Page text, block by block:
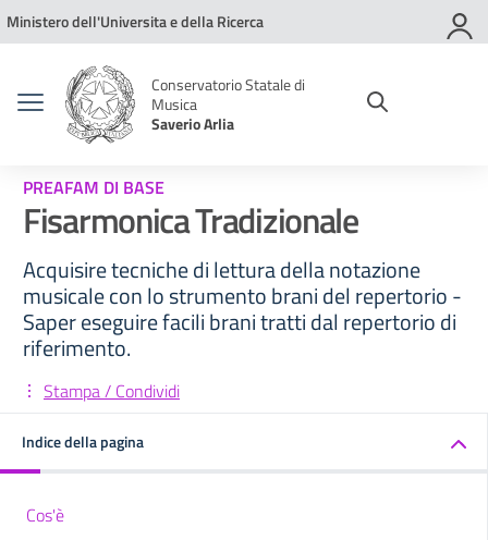
Vai ai contenuti
Vai al menu di navigazione
Vai al footer
Ministero dell'Universita e della Ricerca
Conservatorio Statale di
Musica
Saverio Arlia
PREAFAM DI BASE
Fisarmonica Tradizionale
Acquisire tecniche di lettura della notazione
musicale con lo strumento brani del repertorio -
Saper eseguire facili brani tratti dal repertorio di
riferimento.
Stampa / Condividi
Indice della pagina
Cos'è